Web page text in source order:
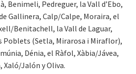
Benimeli, Pedreguer, la Vall d’Ebo,
Gallinera, Calp/Calpe, Moraira, el
Benitachell, la Vall de Laguar,
Poblets (Setla, Mirarosa i Miraflor),
Dénia, el Ràfol, Xàbia/Jávea,
Xaló/Jalón y Oliva.